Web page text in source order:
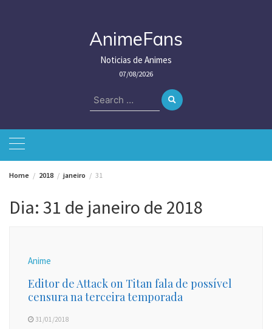
AnimeFans
Noticias de Animes
07/08/2026
Search
for:
Home 2018 janeiro 31
Dia: 31 de janeiro de 2018
Anime
Editor de Attack on Titan fala de possível
censura na terceira temporada
31/01/2018